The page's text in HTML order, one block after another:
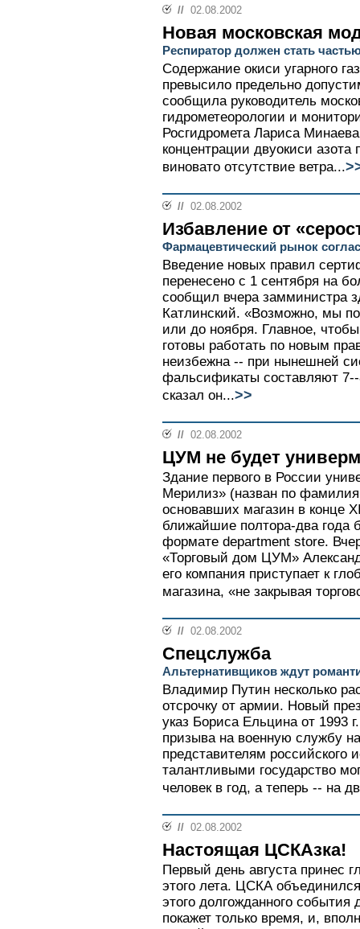
// 02.08.2002
Новая московская
Респиратор должен стать
Содержание окиси угарного
превысило предельно
сообщила руководитель
гидрометеорологии и
Росгидромета Лариса
концентрации двуокиси
виновато отсутствие ветра...
// 02.08.2002
Избавление от
Фармацевтический рынок
Введение новых правил
перенесено с 1 сентября на
сообщил вчера замминистра
Катлинский. «Возможно, мы
или до ноября. Главное,
готовы работать по новым
неизбежна -- при нынешней
фальсификаты составляют
сказал он...>>
// 02.08.2002
ЦУМ не будет
Здание первого в России
Мерилиз» (назван по
основавших магазин в конце
ближайшие полтора-два года
формате department store.
«Торговый дом ЦУМ»
его компания приступает к
магазина, «не закрывая
// 02.08.2002
Спецслужба
Альтернативщиков ждут
Владимир Путин несколько
отсрочку от армии. Новый
указ Бориса Ельцина от 1993
призыва на военную службу
представителям российского
талантливыми государство
человек в год, а теперь -- на
// 02.08.2002
Настоящая ЦСКАзка!
Первый день августа принес
этого лета. ЦСКА
этого долгожданного события
покажет только время, и,